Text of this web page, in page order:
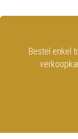
Bestel enkel